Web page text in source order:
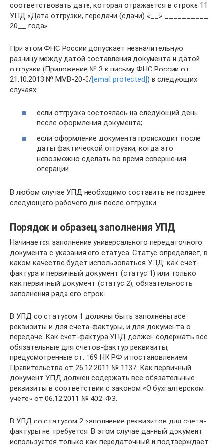
соответствовать дате, которая отражается в строке 11
УПД «Дата отгрузки, передачи (сдачи) «__» __________
20__ года».
При этом ФНС России допускает незначительную
разницу между датой составления документа и датой
отгрузки (Приложение № 3 к письму ФНС России от
21.10.2013 № ММВ-20-3/[email protected]) в следующих
случаях:
если отгрузка состоялась на следующий день
после оформления документа;
если оформление документа происходит после
даты фактической отгрузки, когда это
невозможно сделать во время совершения
операции.
В любом случае УПД необходимо составить не позднее
следующего рабочего дня после отгрузки.
Порядок и образец заполнения УПД
Начинается заполнение универсального передаточного
документа с указания его статуса. Статус определяет, в
каком качестве будет использоваться УПД: как счет-
фактура и первичный документ (статус 1) или только
как первичный документ (статус 2), обязательность
заполнения ряда его строк.
В УПД со статусом 1 должны быть заполнены все
реквизиты и для счета-фактуры, и для документа о
передаче. Как счет-фактура УПД должен содержать все
обязательные для счетов-фактур реквизиты,
предусмотренные ст. 169 НК РФ и постановлением
Правительства от 26.12.2011 № 1137. Как первичный
документ УПД должен содержать все обязательные
реквизиты в соответствии с законом «О бухгалтерском
учете» от 06.12.2011 № 402-ФЗ.
В УПД со статусом 2 заполнение реквизитов для счета-
фактуры не требуется. В этом случае данный документ
используется только как передаточный и подтверждает